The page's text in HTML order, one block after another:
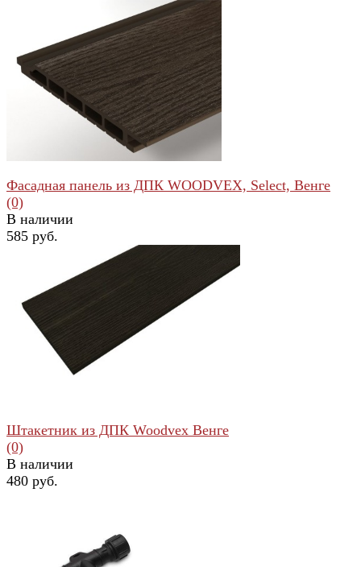
избранное сравнить
избранное
Фасадная панель из ДПК WOODVEX, Select, Венге
(0)
В наличии
585 руб.
Штакетник из ДПК Woodvex Венге
(0)
В наличии
480 руб.